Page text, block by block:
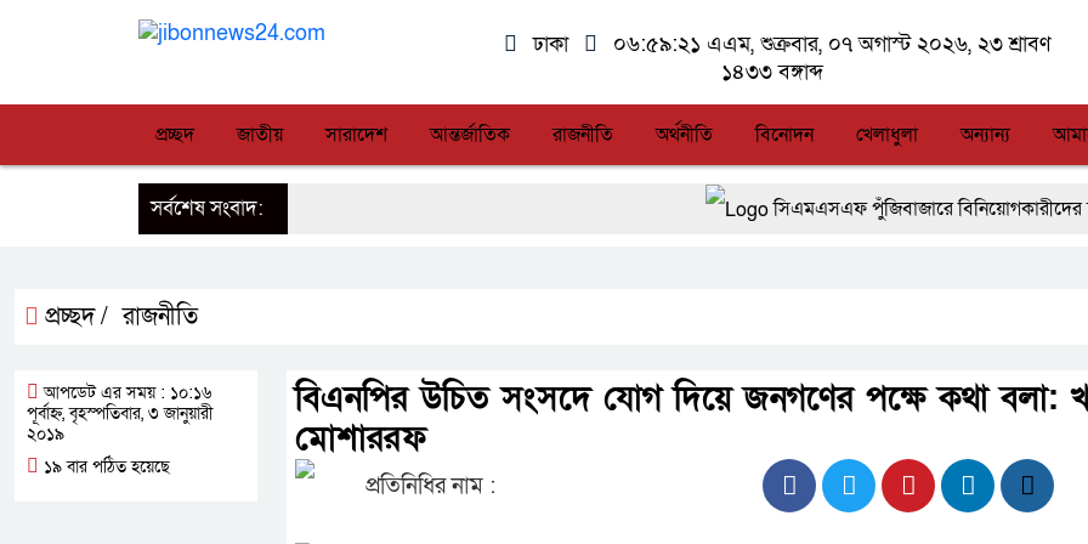
ঢাকা ০৬:৫৯:২১ এএম, শুক্রবার, ০৭ অগাস্ট ২০২৬, ২৩ শ্রাবণ
১৪৩৩ বঙ্গাব্দ
প্রচ্ছদ জাতীয় সারাদেশ আন্তর্জাতিক রাজনীতি অর্থনীতি বিনোদন খেলাধুলা অন্যান্য
সর্বশেষ সংবাদ:
সিএমএসএফ পুঁজিবাজারে বিনিয়োগকারীদের
আত-তানযীল ইনস্টিটিউট চট্টগ্রাম দুবছর
ফ্যাসিবাদবিরোধী আন্দোলনে হত্যাকাণ্ডের বিচার
জুলাই স্মৃতি জাদুঘরের দুয়ার খুলেছে, উদ্বোধন করলেন
প্রচ্ছদ / রাজনীতি
বিএনপির উচিত সংসদে যোগ দিয়ে জনগণের পক্ষে কথা বলা:
মোশাররফ
প্রতিনিধির নাম :
আপডেট এর সময় : ১০:১৬
পূর্বাহ্ন, বৃহস্পতিবার, ৩ জানুয়ারী
২০১৯
১৯ বার পঠিত হয়েছে